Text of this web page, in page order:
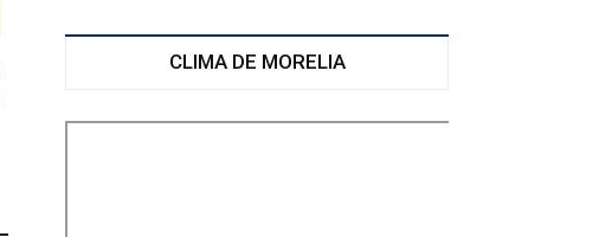
CLIMA DE MORELIA